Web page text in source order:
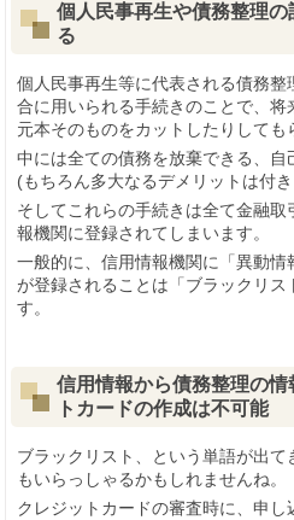
個人民事再生や債務整理
る
個人民事再生等に代表される債務
合に用いられる手続きのことで、将
元本そのものをカットしたりしても
中には全ての債務を放棄できる、
(もちろん多大なるデメリットは付き
そしてこれらの手続きは全て金融
報機関に登録されてしまいます。
一般的に、信用情報機関に「異動
が登録されることは「ブラックリス
す。
信用情報から債務整理の
トカードの作成は不可能
ブラックリスト、という単語が出
もいらっしゃるかもしれませんね。
クレジットカードの審査時に、申